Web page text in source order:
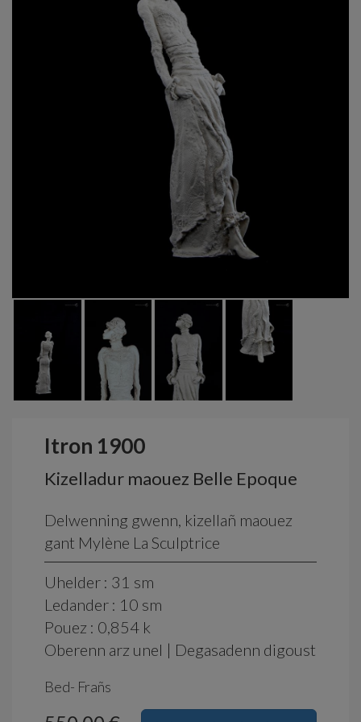
Itron 1900
Kizelladur maouez Belle Epoque
Delwenning gwenn, kizellañ maouez
gant Mylène La Sculptrice
Uhelder : 31 sm
Ledander : 10 sm
Pouez : 0,854 k
Oberenn arz unel | Degasadenn digoust
Bed- Frañs